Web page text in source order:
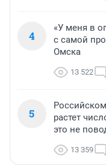
4
«У меня в
с самой
Омска
13 522
5
растет
это не
13 359